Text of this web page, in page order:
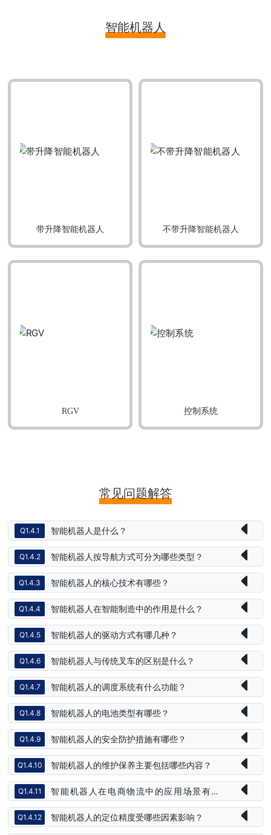
智能机器人
带升降智能机器人 不带升降智能机器人
RGV 控制系统
常见问题解答
Q1.4.1 智能机器人是什么？
Q1.4.2 智能机器人按导航方式可分为哪些类型？
Q1.4.3 智能机器人的核心技术有哪些？
Q1.4.4 智能机器人在智能制造中的作用是什么？
Q1.4.5 智能机器人的驱动方式有哪几种？
Q1.4.6 智能机器人与传统叉车的区别是什么？
Q1.4.7 智能机器人的调度系统有什么功能？
Q1.4.8 智能机器人的电池类型有哪些？
Q1.4.9 智能机器人的安全防护措施有哪些？
Q1.4.10 智能机器人的维护保养主要包括哪些内容？
Q1.4.11
智能机器人在电商物流中的应用场景有哪
些？
Q1.4.12 智能机器人的定位精度受哪些因素影响？